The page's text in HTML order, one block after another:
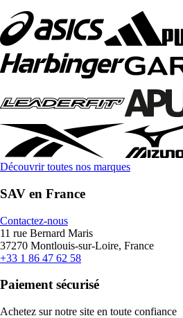
Découvrir toutes nos marques
SAV en France
Contactez-nous
11 rue Bernard Maris
37270 Montlouis-sur-Loire, France
+33 1 86 47 62 58
Paiement sécurisé
Achetez sur notre site en toute confiance